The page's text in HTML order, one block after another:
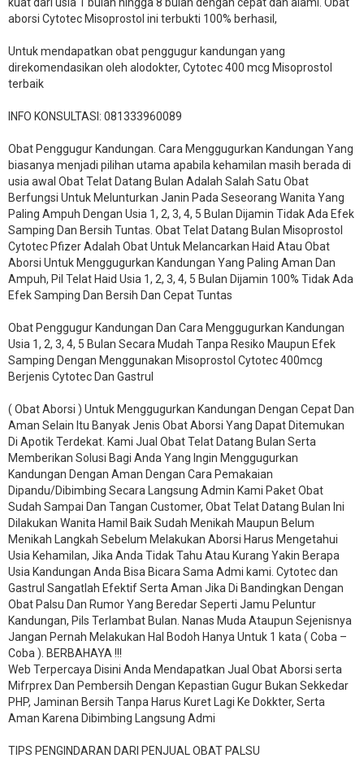
aborsi Cytotec Misoprostol ini terbukti 100% berhasil,
Untuk mendapatkan obat penggugur kandungan yang
direkomendasikan oleh alodokter, Cytotec 400 mcg Misoprostol
terbaik
INFO KONSULTASI: 081333960089
​Obat Penggugur Kandungan. Cara Menggugurkan Kandungan Yang
biasanya menjadi pilihan utama apabila kehamilan masih berada di
usia awal Obat Telat Datang Bulan Adalah Salah Satu Obat
Berfungsi Untuk Melunturkan Janin Pada Seseorang Wanita Yang
Paling Ampuh Dengan Usia 1, 2, 3, 4, 5 Bulan Dijamin Tidak Ada Efek
Samping Dan Bersih Tuntas. Obat Telat Datang Bulan Misoprostol
Cytotec Pfizer Adalah Obat Untuk Melancarkan Haid Atau Obat
Aborsi Untuk Menggugurkan Kandungan Yang Paling Aman Dan
Ampuh, Pil Telat Haid Usia 1, 2, 3, 4, 5 Bulan Dijamin 100% Tidak Ada
Efek Samping Dan Bersih Dan Cepat Tuntas
Obat Penggugur Kandungan Dan Cara Menggugurkan Kandungan
Usia 1, 2, 3, 4, 5 Bulan Secara Mudah Tanpa Resiko Maupun Efek
Samping Dengan Menggunakan Misoprostol Cytotec 400mcg
Berjenis Cytotec Dan Gastrul
( Obat Aborsi ) Untuk Menggugurkan Kandungan Dengan Cepat Dan
Aman Selain Itu Banyak Jenis Obat Aborsi Yang Dapat Ditemukan
Di Apotik Terdekat. Kami Jual Obat Telat Datang Bulan Serta
Memberikan Solusi Bagi Anda Yang Ingin Menggugurkan
Kandungan Dengan Aman Dengan Cara Pemakaian
Dipandu/Dibimbing Secara Langsung Admin Kami Paket Obat
Sudah Sampai Dan Tangan Customer, Obat Telat Datang Bulan Ini
Dilakukan Wanita Hamil Baik Sudah Menikah Maupun Belum
Menikah Langkah Sebelum Melakukan Aborsi Harus Mengetahui
Usia Kehamilan, Jika Anda Tidak Tahu Atau Kurang Yakin Berapa
Usia Kandungan Anda Bisa Bicara Sama Admi kami. Cytotec dan
Gastrul Sangatlah Efektif Serta Aman Jika Di Bandingkan Dengan
Obat Palsu Dan Rumor Yang Beredar Seperti Jamu Peluntur
Kandungan, Pils Terlambat Bulan. Nanas Muda Ataupun Sejenisnya
Jangan Pernah Melakukan Hal Bodoh Hanya Untuk 1 kata ( Coba –
Coba ). BERBAHAYA !!!
Web Terpercaya Disini Anda Mendapatkan Jual Obat Aborsi serta
Mifrprex Dan Pembersih Dengan Kepastian Gugur Bukan Sekkedar
PHP, Jaminan Bersih Tanpa Harus Kuret Lagi Ke Dokkter, Serta
Aman Karena Dibimbing Langsung Admi
TIPS PENGINDARAN DARI PENJUAL OBAT PALSU